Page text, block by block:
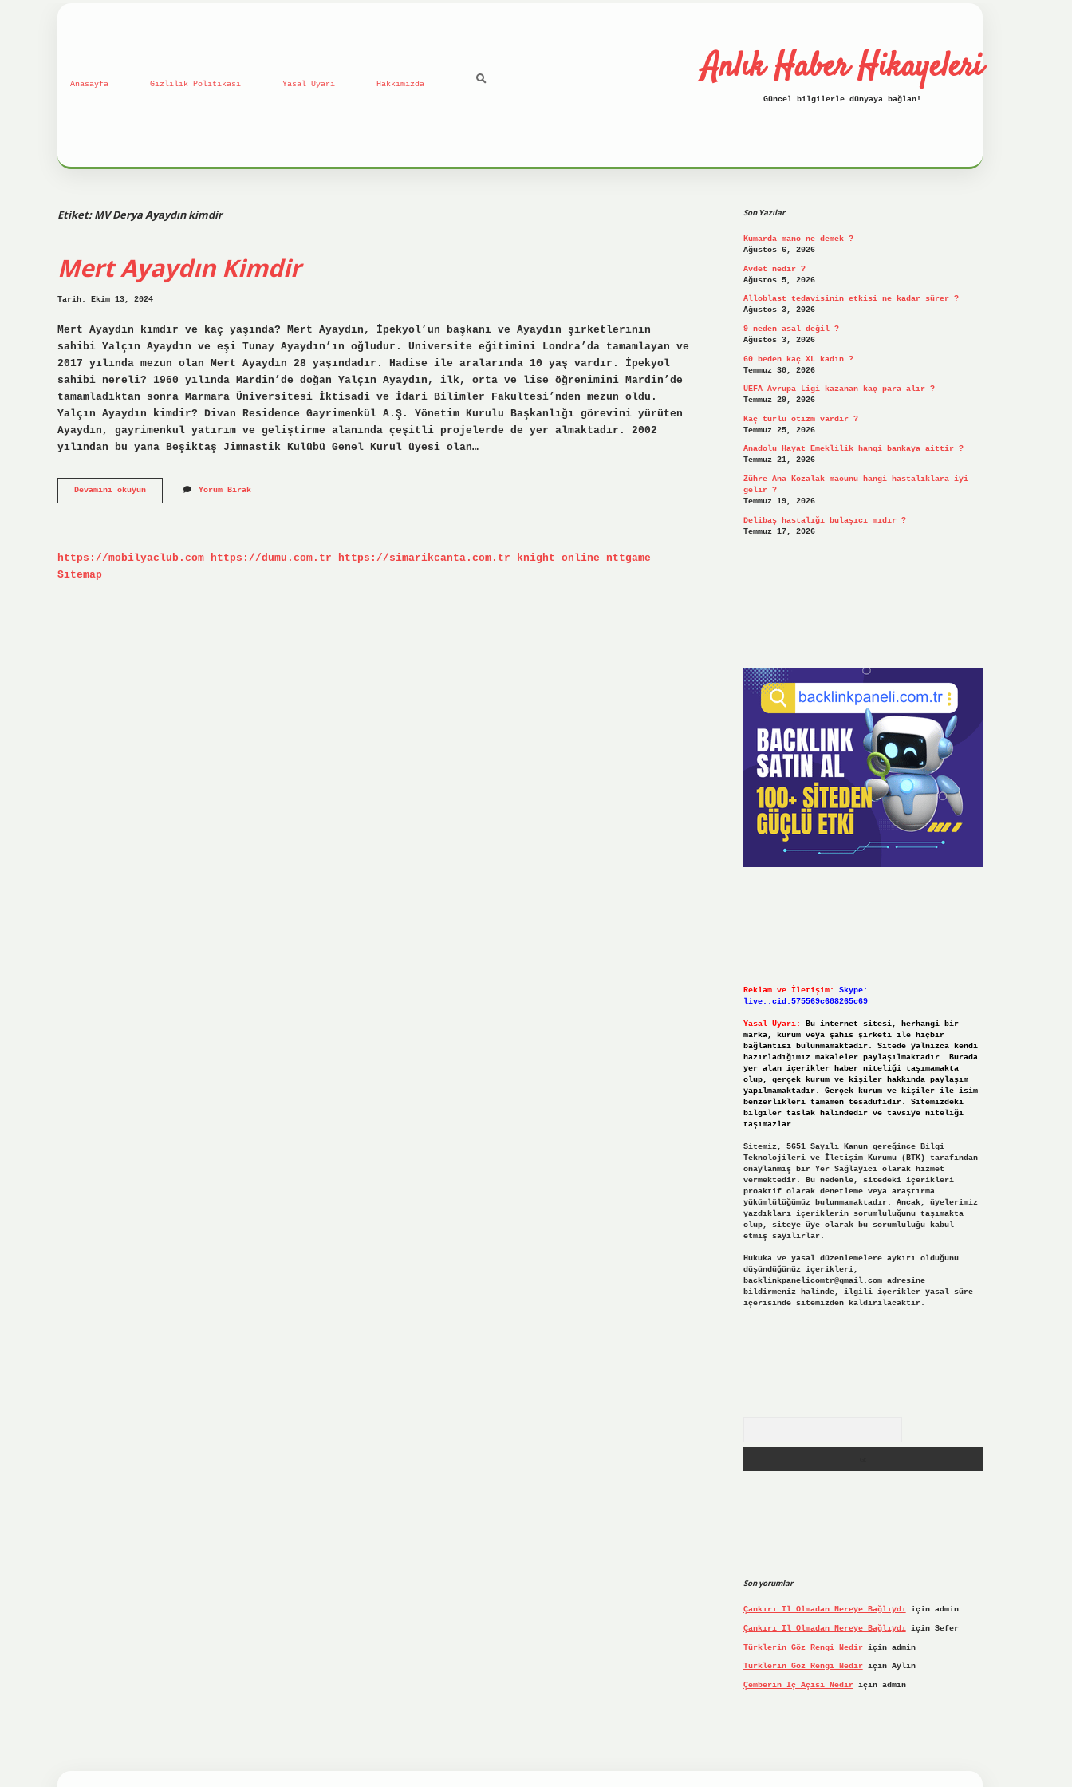
Anasayfa Gizlilik Politikası Yasal Uyarı Hakkımızda Anlık Haber Hikayeleri
Güncel bilgilerle dünyaya bağlan!
Etiket:MV Derya Ayaydın kimdir
Mert Ayaydın Kimdir
Tarih: Ekim 13, 2024
Mert Ayaydın kimdir ve kaç yaşında? Mert Ayaydın, İpekyol’un başkanı ve Ayaydın şirketlerinin
sahibi Yalçın Ayaydın ve eşi Tunay Ayaydın’ın oğludur. Üniversite eğitimini Londra’da tamamlayan ve
2017 yılında mezun olan Mert Ayaydın 28 yaşındadır. Hadise ile aralarında 10 yaş vardır. İpekyol
sahibi nereli? 1960 yılında Mardin’de doğan Yalçın Ayaydın, ilk, orta ve lise öğrenimini Mardin’de
tamamladıktan sonra Marmara Üniversitesi İktisadi ve İdari Bilimler Fakültesi’nden mezun oldu.
Yalçın Ayaydın kimdir? Divan Residence Gayrimenkül A.Ş. Yönetim Kurulu Başkanlığı görevini yürüten
Ayaydın, gayrimenkul yatırım ve geliştirme alanında çeşitli projelerde de yer almaktadır. 2002
yılından bu yana Beşiktaş Jimnastik Kulübü Genel Kurul üyesi olan…
Devamını okuyunMert
Ayaydın
Yorum Bırak
https://mobilyaclub.com https://dumu.com.tr https://simarikcanta.com.tr knight online
nttgame
Sitemap
Son Yazılar
Kumarda mano ne demek ?
Ağustos 6, 2026
Avdet nedir ?
Ağustos 5, 2026
Alloblast tedavisinin etkisi ne kadar sürer ?
Ağustos 3, 2026
9 neden asal değil ?
Ağustos 3, 2026
60 beden kaç XL kadın ?
Temmuz 30, 2026
UEFA Avrupa Ligi kazanan kaç para alır ?
Temmuz 29, 2026
Kaç türlü otizm vardır ?
Temmuz 25, 2026
Anadolu Hayat Emeklilik hangi bankaya aittir ?
Temmuz 21, 2026
Zühre Ana Kozalak macunu hangi hastalıklara iyi
gelir ?
Temmuz 19, 2026
Delibaş hastalığı bulaşıcı mıdır ?
Temmuz 17, 2026
Reklam ve İletişim:
Skype:
live:.cid.575569c608265c69
Yasal Uyarı:
Bu internet sitesi, herhangi bir
marka, kurum veya şahıs şirketi ile hiçbir
bağlantısı bulunmamaktadır. Sitede yalnızca kendi
hazırladığımız makaleler paylaşılmaktadır. Burada
yer alan içerikler haber niteliği taşımamakta
olup, gerçek kurum ve kişiler hakkında paylaşım
yapılmamaktadır. Gerçek kurum ve kişiler ile isim
benzerlikleri tamamen tesadüfidir. Sitemizdeki
bilgiler taslak halindedir ve tavsiye niteliği
taşımazlar.
Sitemiz, 5651 Sayılı Kanun gereğince Bilgi
Teknolojileri ve İletişim Kurumu (BTK) tarafından
onaylanmış bir Yer Sağlayıcı olarak hizmet
vermektedir. Bu nedenle, sitedeki içerikleri
proaktif olarak denetleme veya araştırma
yükümlülüğümüz bulunmamaktadır. Ancak, üyelerimiz
yazdıkları içeriklerin sorumluluğunu taşımakta
olup, siteye üye olarak bu sorumluluğu kabul
etmiş sayılırlar.
Hukuka ve yasal düzenlemelere aykırı olduğunu
düşündüğünüz içerikleri,
backlinkpanelicomtr@gmail.comadresine
bildirmeniz halinde, ilgili içerikler yasal süre
içerisinde sitemizden kaldırılacaktır.
Son yorumlar
Çankırı Il Olmadan Nereye Bağlıydıiçin admin
Çankırı Il Olmadan Nereye Bağlıydıiçin Sefer
Türklerin Göz Rengi Nediriçin admin
Türklerin Göz Rengi Nediriçin Aylin
Çemberin Iç Açısı Nediriçin admin